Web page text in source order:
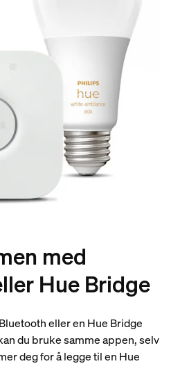
med
Hue Bridge
eller en Hue Bridge
du bruke samme appen, selv
deg for å legge til en Hue